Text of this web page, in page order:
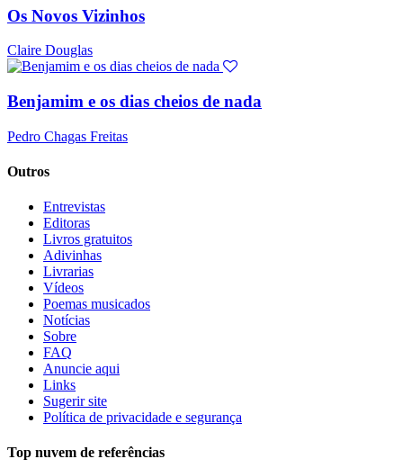
Os Novos Vizinhos
Claire Douglas
Benjamim e os dias cheios de nada
Pedro Chagas Freitas
Outros
Entrevistas
Editoras
Livros gratuitos
Adivinhas
Livrarias
Vídeos
Poemas musicados
Notícias
Sobre
FAQ
Anuncie aqui
Links
Sugerir site
Política de privacidade e segurança
Top nuvem de referências